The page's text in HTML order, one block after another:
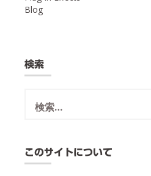
Blog
検索
このサイトについて